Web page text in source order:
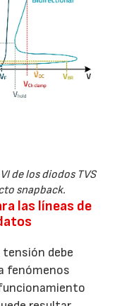
de los diodos TVS
snapback.
las líneas de
debe
fenómenos